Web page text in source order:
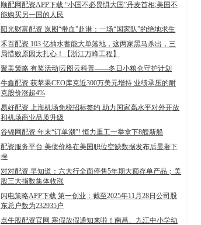
顺配网配资APP下载 “小国不必畏惧大国”丹麦首相:美国不
能购买另一国的人民
阳光财富配资 岚图“带血”赴港：一场“国家队”的绝地求生
禾百配资 103 亿抽水蓄能大单落地，这两家黑马杀出，三
局惜败原因太扎心！【浙江万峰工程】
聚美策略 有奖活动|云图云科普——冬日小粮仓守护计划
牛鑫配资 获苹果CEO库克近300万美元增持 业绩承压的耐
克股价涨超4%
易好配资 上海机场免税招标签约 助力国家高水平对外开放
和机场商业品质升级
谷锦网配资 年末“订单潮”! 恒力重工一举拿下8艘新船
配资服务平台 美债价格在美国职位空缺数据发布后显著下
挫
对对配资 早知道：六大行全面停售5年期大额存单产品；美
股三大指数集体收涨
闪电策略APP下载 第一创业：截至2025年11月28日公司股
东总户数为232935户
点牛股配资官网 寒假放假通知来啦！南昌、九江中小学幼